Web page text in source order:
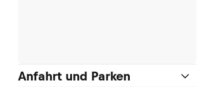
Anfahrt und Parken